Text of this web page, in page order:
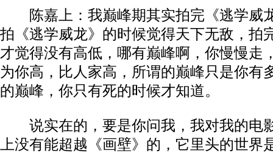
陈嘉上：我巅峰期其实拍完《逃学威
拍《逃学威龙》的时候觉得天下无敌，拍
才觉得没有高低，哪有巅峰啊，你慢慢走
为你高，比人家高，所谓的巅峰只是你有
的巅峰，你只有死的时候才知道。
说实在的，要是你问我，我对我的电
上没有能超越《画壁》的，它里头的世界